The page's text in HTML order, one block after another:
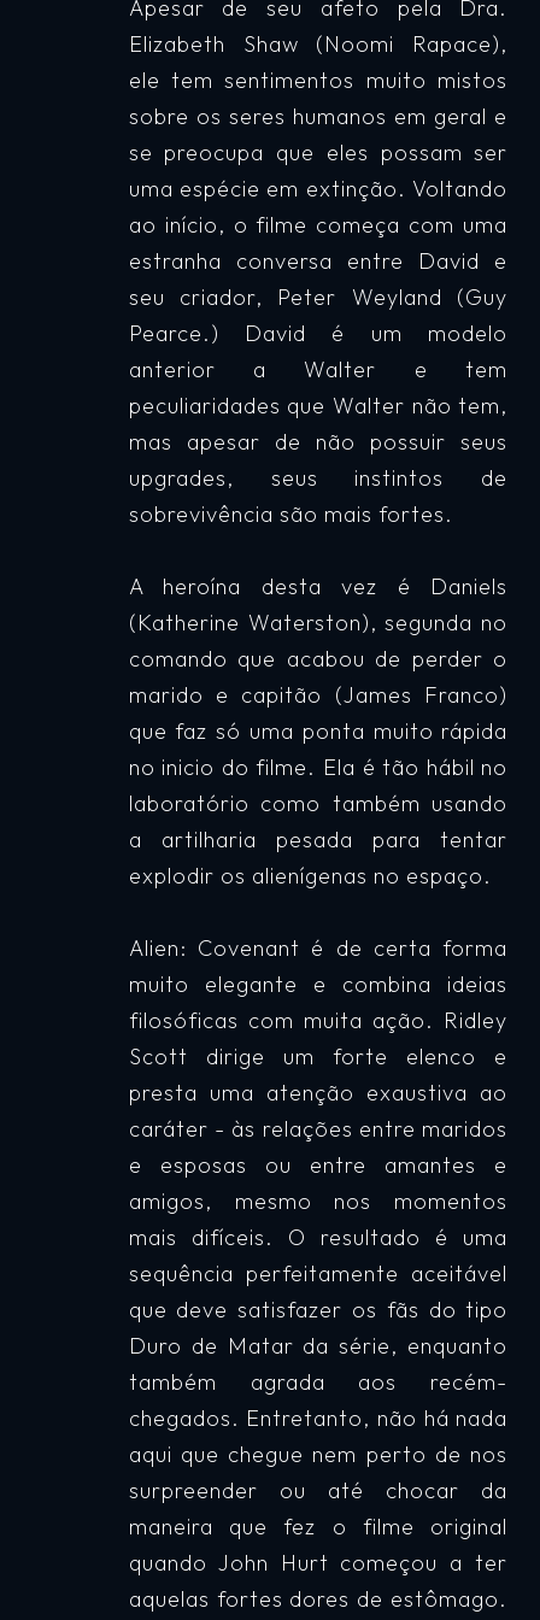
Apesar de seu afeto pela Dra.
Elizabeth Shaw (Noomi Rapace),
ele tem sentimentos muito mistos
sobre os seres humanos em geral e
se preocupa que eles possam ser
uma espécie em extinção. Voltando
ao início, o filme começa com uma
estranha conversa entre David e
seu criador, Peter Weyland (Guy
Pearce.) David é um modelo
anterior a Walter e tem
peculiaridades que Walter não tem,
mas apesar de não possuir seus
upgrades, seus instintos de
sobrevivência são mais fortes.
A heroína desta vez é Daniels
(Katherine Waterston), segunda no
comando que acabou de perder o
marido e capitão (James Franco)
que faz só uma ponta muito rápida
no inicio do filme. Ela é tão hábil no
laboratório como também usando
a artilharia pesada para tentar
explodir os alienígenas no espaço.
Alien: Covenant é de certa forma
muito elegante e combina ideias
filosóficas com muita ação. Ridley
Scott dirige um forte elenco e
presta uma atenção exaustiva ao
caráter - às relações entre maridos
e esposas ou entre amantes e
amigos, mesmo nos momentos
mais difíceis. O resultado é uma
sequência perfeitamente aceitável
que deve satisfazer os fãs do tipo
Duro de Matar da série, enquanto
também agrada aos recém-
chegados. Entretanto, não há nada
aqui que chegue nem perto de nos
surpreender ou até chocar da
maneira que fez o filme original
quando John Hurt começou a ter
aquelas fortes dores de estômago.